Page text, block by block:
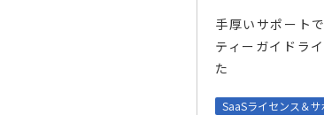
手厚いサポート
ティーガイドラ
た
SaaSライセンス＆サ